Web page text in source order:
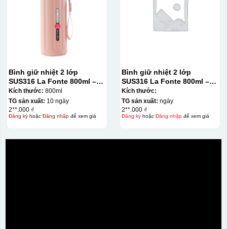
Bình giữ nhiệt 2 lớp
SUS316 La Fonte 800ml –
012720
Kích thước: 800ml
TG sản xuất: 10 ngày
2**.000 ₫
Đăng kýhoặc Đăng nhậpđể xem giá
Bình giữ nhiệt 2 lớp
SUS316 La Fonte 800ml –
012720
Kích thước:
TG sản xuất: ngày
2**.000 ₫
Đăng kýhoặc Đăng nhậpđể xem giá